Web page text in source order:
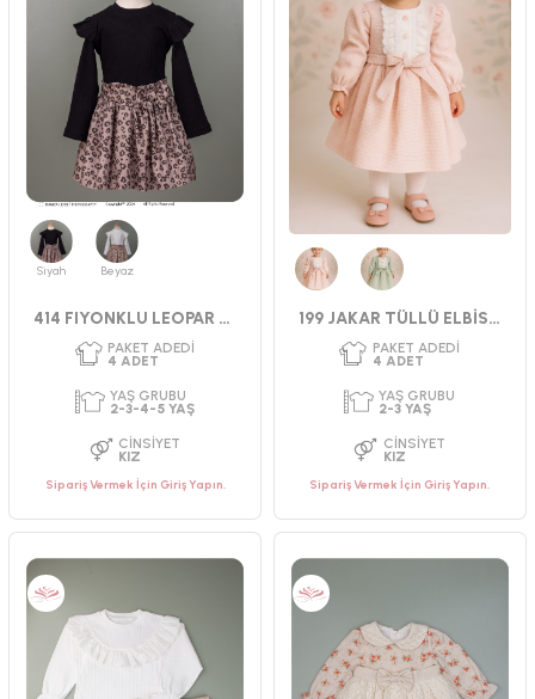
Siyah Beyaz
414 FIYONKLU LEOPAR ETEKLI TAKIM 2-5 YAŞ
PAKET ADEDI
YAŞ GRUBU
2-3-4-5 YAŞ
Sipariş Vermek İçin Giriş Yapın.
199 JAKAR TÜLLÜ ELBİSE 2-3 YAŞ
PAKET ADEDI
4ADET
YAŞ GRUBU
2-3 YAŞ
Sipariş Vermek İçin Giriş Yapın.